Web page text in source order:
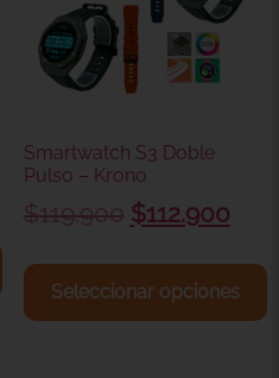
Smartwatch S3 Doble
Pulso – Krono
$119.900 $112.900
Seleccionar opciones